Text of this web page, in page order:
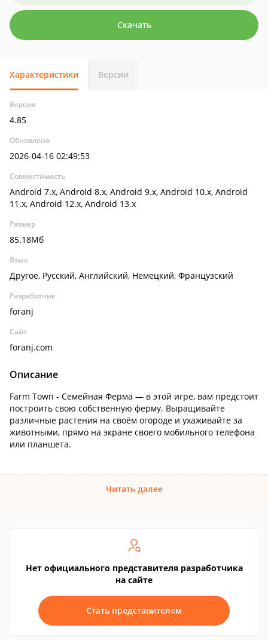
Скачать
Характеристики Версии
Версия
4.85
Обновлено
2026-04-16 02:49:53
Совместимость
Android 7.x, Android 8.x, Android 9.x, Android 10.x, Android
11.x, Android 12.x, Android 13.x
Размер
85.18Мб
Язык
Другое, Русский, Английский, Немецкий, Французский
Разработчик
foranj
Сайт
foranj.com
Описание
Farm Town - Семейная Ферма — в этой игре, вам предстоит
построить свою собственную ферму. Выращивайте
различные растения на своём огороде и ухаживайте за
животными, прямо на экране своего мобильного телефона
или планшета.
Читать далее
Нет официального представителя разработчика
на сайте
Стать представителем